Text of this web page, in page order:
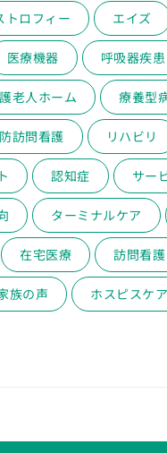
トロフィー エイズ
医療機器 呼吸器疾患
老人ホーム 療養型
訪問看護 リハビリ
認知症 サー
ターミナルケア
在宅医療 訪問看護
族の声 ホスピスケア